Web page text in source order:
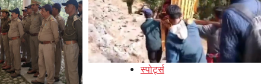
स्पोर्ट्स